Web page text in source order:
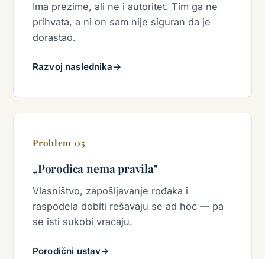
Ima prezime, ali ne i autoritet. Tim ga ne
prihvata, a ni on sam nije siguran da je
dorastao.
Razvoj naslednika→
Problem 05
„Porodica nema pravila"
Vlasništvo, zapošljavanje rođaka i
raspodela dobiti rešavaju se ad hoc — pa
se isti sukobi vraćaju.
Porodični ustav→